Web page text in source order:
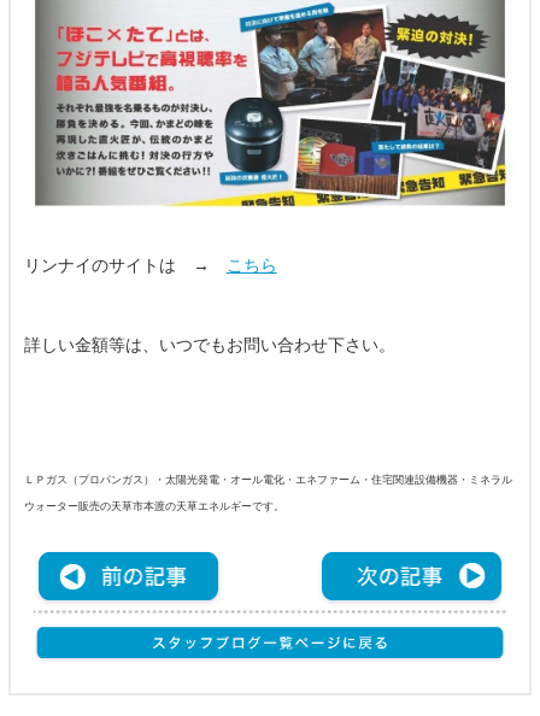
リンナイのサイトは → こちら
詳しい金額等は、いつでもお問い合わせ下さい。
ＬＰガス（プロパンガス）・太陽光発電・オール電化・エネファーム・住宅関連設備機器・ミネラル
ウォーター販売の天草市本渡の天草エネルギーです。